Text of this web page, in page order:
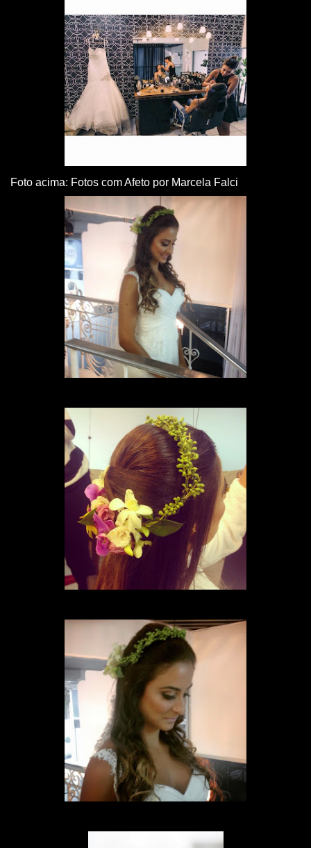
Foto acima: Fotos com Afeto por Marcela Falci